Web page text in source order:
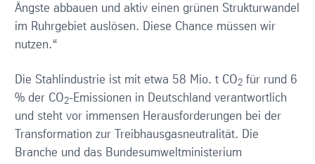
Ängste abbauen und aktiv einen grünen Strukturwandel
im Ruhrgebiet auslösen. Diese Chance müssen wir
nutzen.“
Die Stahlindustrie ist mit etwa 58 Mio. t CO2für rund 6
% der CO2-Emissionen in Deutschland verantwortlich
und steht vor immensen Herausforderungen bei der
Transformation zur Treibhausgasneutralität. Die
Branche und das Bundesumweltministerium